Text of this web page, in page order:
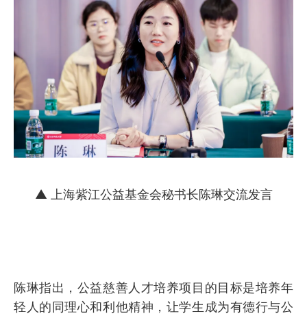
▲ 上海紫江公益基金会秘书长陈琳交流发言
陈琳指出，公益慈善人才培养项目的目标是培养年
轻人的同理心和利他精神，让学生成为有德行与公